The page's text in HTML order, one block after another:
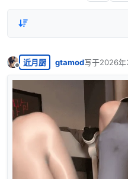
离线
近月厨 gtamod写于2026年
最后由 编辑